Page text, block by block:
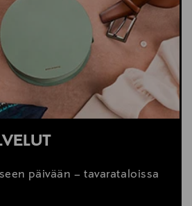
päivään – tavarataloissa